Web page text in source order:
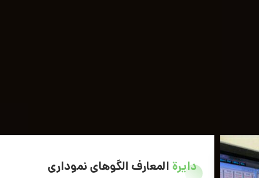
دایرة المعارف الگوهای نموداری